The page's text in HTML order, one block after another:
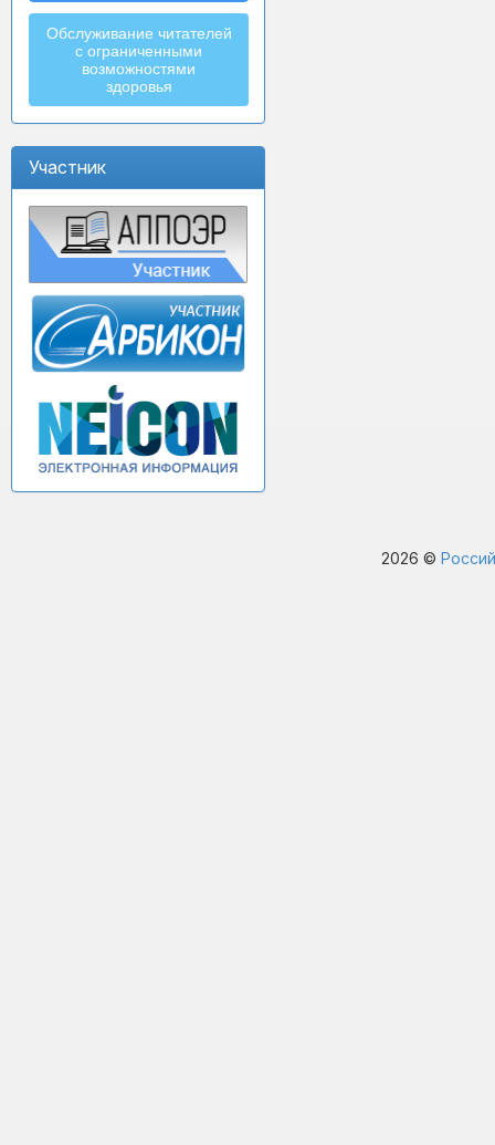
Обслуживание читателей
с ограниченными
возможностями
здоровья
Участник
2026 ©